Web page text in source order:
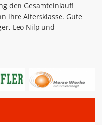
den Gesamteinlauf!
ihre Altersklasse. Gute
Leo Nilp und